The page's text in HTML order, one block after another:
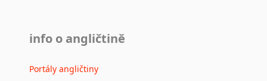
info o angličtině
Portály angličtiny